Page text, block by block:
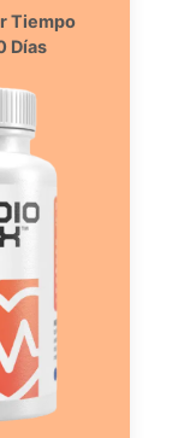
Tiempo
Días